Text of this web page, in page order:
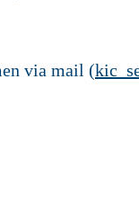
via mail (